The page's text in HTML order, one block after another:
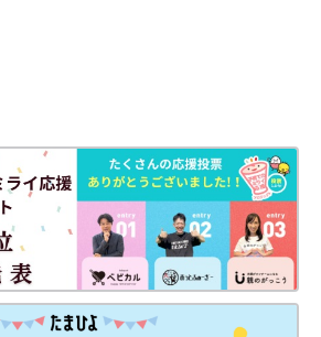
林美有紀さんに話を聞きました。
伴い、2019年に発売された液体ミルク
か聞くと「以前は使い方などの問い合わ
近はサイズのラインアップを増やしてほ
安価にしてほしい、もう少し軽い容器に
的にもっと便利に使いたいという声が増
す」と江原さんは言います。
当時の情報であり、現在と異なる場合が